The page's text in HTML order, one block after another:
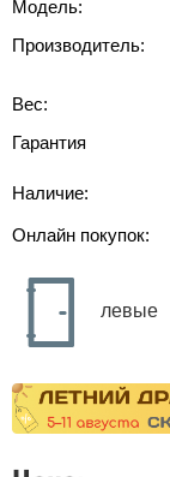
Модель:
Производитель:
Вес:
Гарантия
Наличие:
Онлайн покупок:
левые